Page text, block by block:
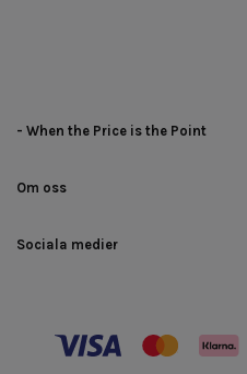
- When the Price is the Point
Om oss
Sociala medier